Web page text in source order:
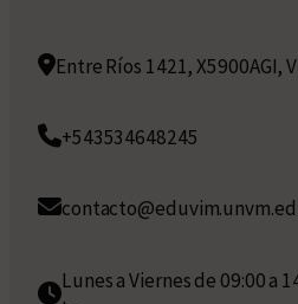
Entre Ríos 1421, X5900AGI,
+543534648245
Lunes a Viernes de 09:00 a